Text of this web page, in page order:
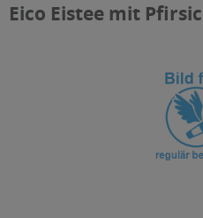
Eico Eistee mit